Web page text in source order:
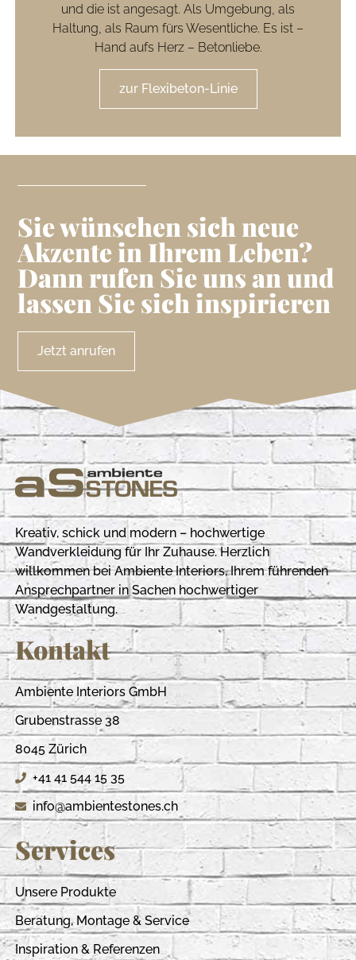
und die ist angesagt. Als Umgebung, als
Haltung, als Raum fürs Wesentliche. Es ist –
Hand aufs Herz – Betonliebe.
zur Flexibeton-Linie
Sie wünschen sich neue
Akzente in Ihrem Leben?
Dann rufen Sie uns an und
lassen Sie sich inspirieren
Jetzt anrufen
Kreativ, schick und modern – hochwertige
Wandverkleidung für Ihr Zuhause. Herzlich
willkommen bei Ambiente Interiors, Ihrem führenden
Ansprechpartner in Sachen hochwertiger
Wandgestaltung.
Kontakt
Ambiente Interiors GmbH
Grubenstrasse 38
8045 Zürich
+41 41 544 15 35
info@ambientestones.ch
Services
Unsere Produkte
Beratung, Montage & Service
Inspiration & Referenzen